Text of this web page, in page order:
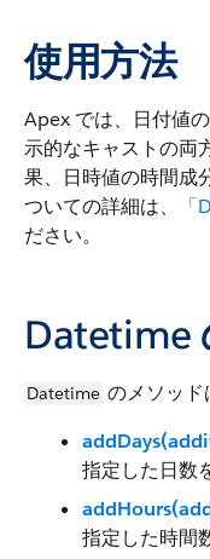
使用方法
Apex では、日付値
示的なキャストの両
果、日時値の時間成
ついての詳細は、
ださい。
Datetime
Datetime のメソッド
指定した日数
指定した時間